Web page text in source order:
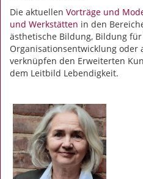
Die aktuellen Vorträge und
und Werkstätten in den
ästhetische Bildung, Bildung
Organisationsentwicklung oder
verknüpfen den Erweiterten
dem Leitbild Lebendigkeit.